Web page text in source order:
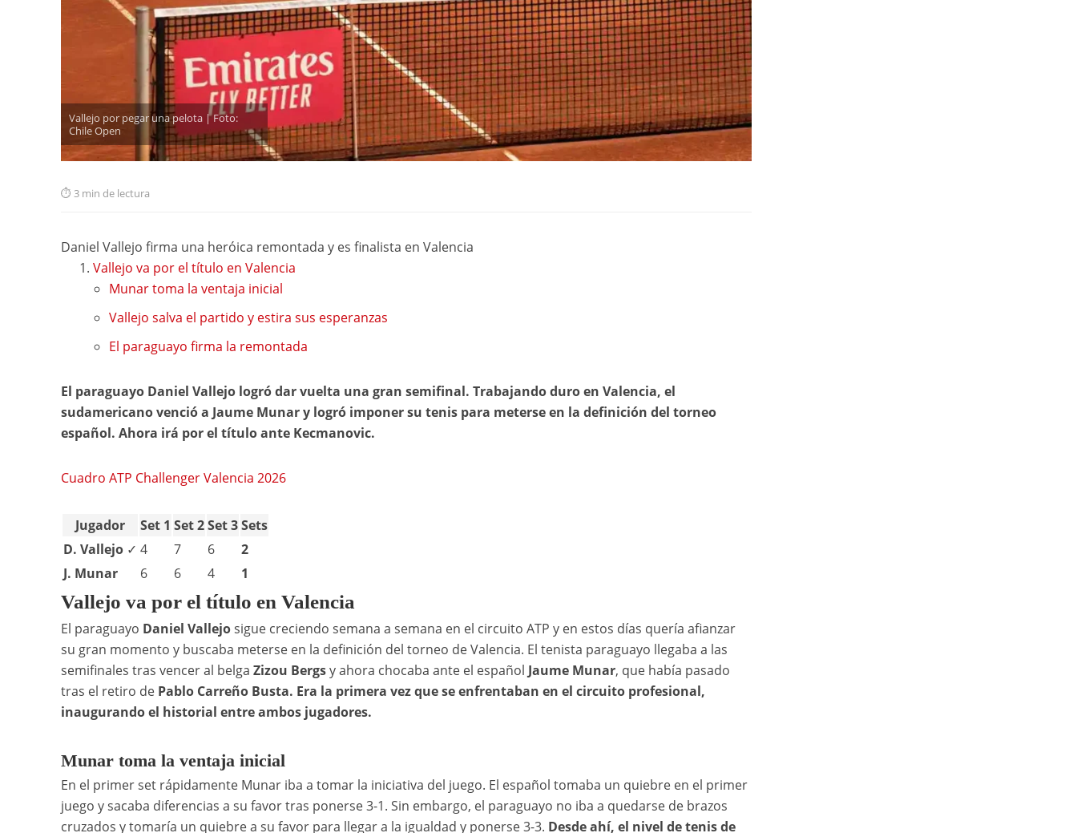
Vallejo por pegar una pelota | Foto:
Chile Open
3 min de lectura
Daniel Vallejo firma una heróica remontada y es finalista en Valencia
Vallejo va por el título en Valencia
Munar toma la ventaja inicial
Vallejo salva el partido y estira sus esperanzas
El paraguayo firma la remontada
El paraguayo Daniel Vallejo logró dar vuelta una gran semifinal. Trabajando duro en Valencia, el
sudamericano venció a Jaume Munar y logró imponer su tenis para meterse en la definición del torneo
español. Ahora irá por el título ante Kecmanovic.
Cuadro ATP Challenger Valencia 2026
Jugador Set 1 Set 2 Set 3 Sets
D. Vallejo✓ 4 7 6
2
J. Munar
6 6 4 1
Vallejo va por el título en Valencia
El paraguayo Daniel Vallejosigue creciendo semana a semana en el circuito ATP y en estos días quería afianzar
su gran momento y buscaba meterse en la definición del torneo de Valencia. El tenista paraguayo llegaba a las
semifinales tras vencer al belga Zizou Bergsy ahora chocaba ante el español Jaume Munar, que había pasado
tras el retiro de Pablo Carreño Busta. Era la primera vez que se enfrentaban en el circuito profesional,
inaugurando el historial entre ambos jugadores.
Munar toma la ventaja inicial
En el primer set rápidamente Munar iba a tomar la iniciativa del juego. El español tomaba un quiebre en el primer
juego y sacaba diferencias a su favor tras ponerse 3-1. Sin embargo, el paraguayo no iba a quedarse de brazos
cruzados y tomaría un quiebre a su favor para llegar a la igualdad y ponerse 3-3. Desde ahí, el nivel de tenis de